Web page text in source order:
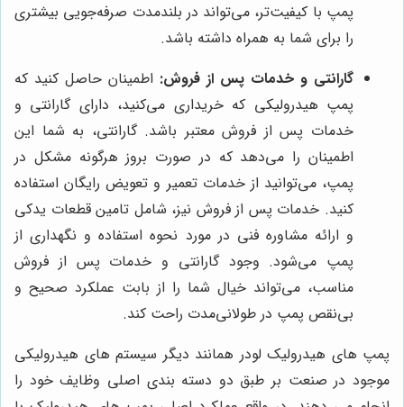
پمپ با کیفیت‌تر، می‌تواند در بلندمدت صرفه‌جویی بیشتری
را برای شما به همراه داشته باشد.
گارانتی و خدمات پس از فروش: اطمینان حاصل کنید که
پمپ هیدرولیکی که خریداری می‌کنید، دارای گارانتی و
خدمات پس از فروش معتبر باشد. گارانتی، به شما این
اطمینان را می‌دهد که در صورت بروز هرگونه مشکل در
پمپ، می‌توانید از خدمات تعمیر و تعویض رایگان استفاده
کنید. خدمات پس از فروش نیز، شامل تامین قطعات یدکی
و ارائه مشاوره فنی در مورد نحوه استفاده و نگهداری از
پمپ می‌شود. وجود گارانتی و خدمات پس از فروش
مناسب، می‌تواند خیال شما را از بابت عملکرد صحیح و
بی‌نقص پمپ در طولانی‌مدت راحت کند.
پمپ های هیدرولیک لودر همانند دیگر سیستم های هیدرولیکی
موجود در صنعت بر طبق دو دسته بندی اصلی وظایف خود را